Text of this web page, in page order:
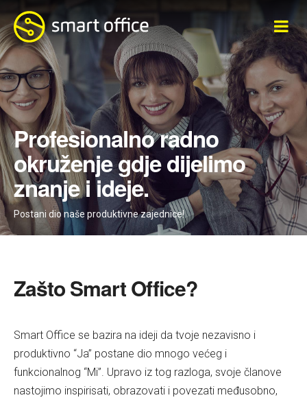
traži...
Profesionalno radno
okruženje gdje dijelimo
znanje i ideje.
Postani dio naše produktivne zajednice!
Zašto Smart Office?
Smart Office se bazira na ideji da tvoje nezavisno i
produktivno “Ja” postane dio mnogo većeg i
funkcionalnog “Mi”. Upravo iz tog razloga, svoje članove
nastojimo inspirisati, obrazovati i povezati međusobno,